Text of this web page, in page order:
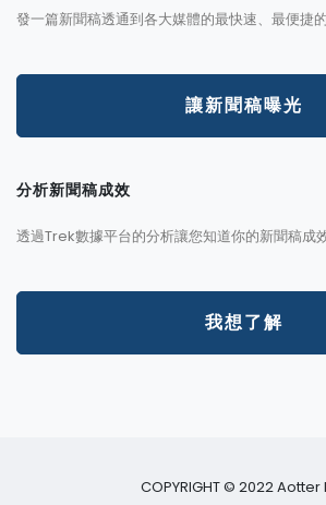
發一篇新聞稿透通到各大媒體的最快速、最便捷
讓新聞稿曝光
分析新聞稿成效
透過Trek數據平台的分析讓您知道你的新聞稿成
我想了解
COPYRIGHT © 2022 Aotter